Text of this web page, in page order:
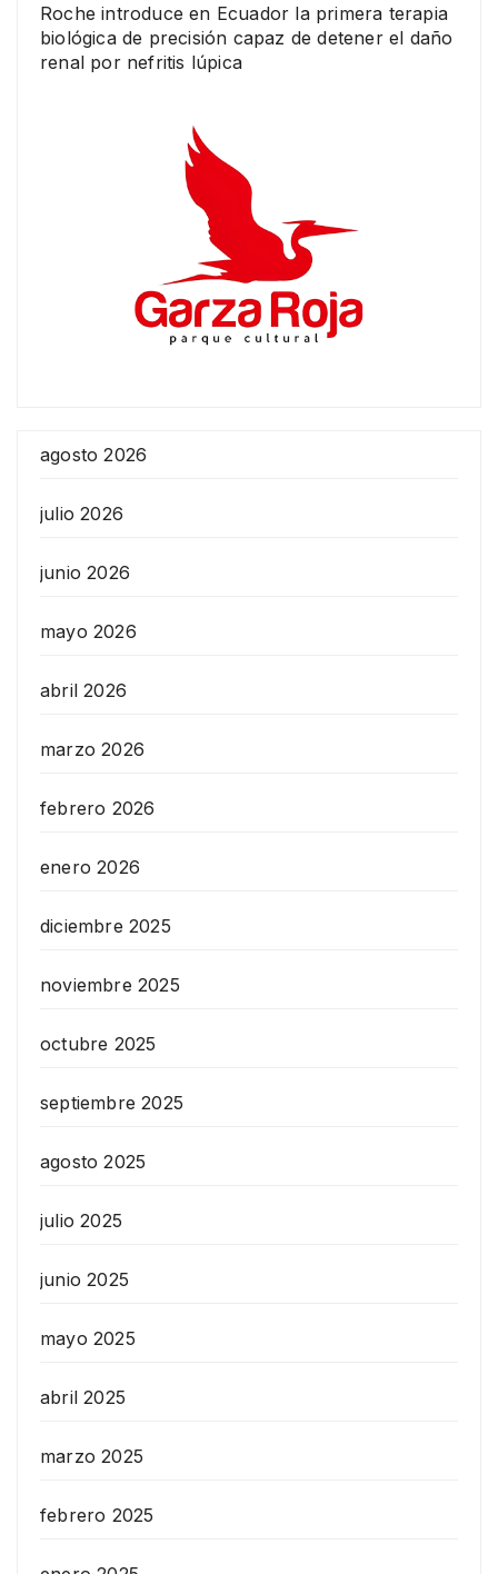
Roche introduce en Ecuador la primera terapia
biológica de precisión capaz de detener el daño
renal por nefritis lúpica
agosto 2026
julio 2026
junio 2026
mayo 2026
abril 2026
marzo 2026
febrero 2026
enero 2026
diciembre 2025
noviembre 2025
octubre 2025
septiembre 2025
agosto 2025
julio 2025
junio 2025
mayo 2025
abril 2025
marzo 2025
febrero 2025